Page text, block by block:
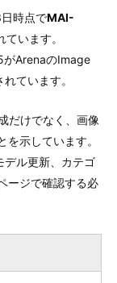
時点でMAI-
ています。
ArenaのImage
ています。
だけでなく、画像
示しています。
デル更新、カテゴ
ージで確認する必